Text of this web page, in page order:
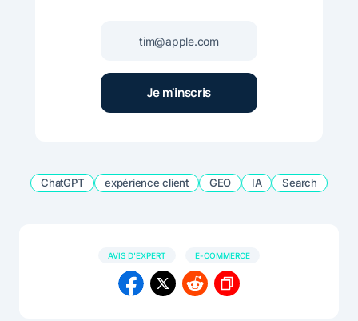
ChatGPT expérience client GEO IA Search
AVIS D'EXPERT E-COMMERCE